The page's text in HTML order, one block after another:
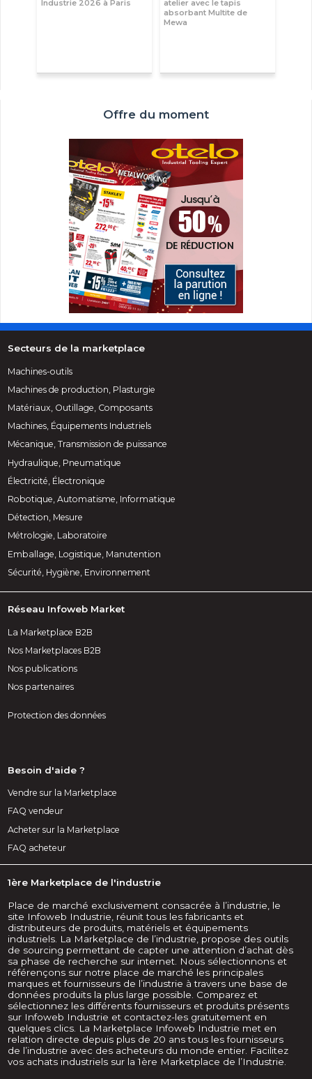
Industrie 2026 à Paris
atelier avec le tapis
absorbant Multite de
Mewa
Offre du moment
Secteurs de la marketplace
Machines-outils
Machines de production, Plasturgie
Matériaux, Outillage, Composants
Machines, Équipements Industriels
Mécanique, Transmission de puissance
Hydraulique, Pneumatique
Électricité, Électronique
Robotique, Automatisme, Informatique
Détection, Mesure
Métrologie, Laboratoire
Emballage, Logistique, Manutention
Sécurité, Hygiène, Environnement
Réseau Infoweb Market
La Marketplace B2B
Nos Marketplaces B2B
Nos publications
Nos partenaires
Protection des données
Besoin d'aide ?
Vendre sur la Marketplace
FAQ vendeur
Acheter sur la Marketplace
FAQ acheteur
1ère Marketplace de l'industrie
Place de marché exclusivement consacrée à l’industrie, le
site Infoweb Industrie, réunit tous les fabricants et
distributeurs de produits, matériels et équipements
industriels. La Marketplace de l’industrie, propose des outils
de sourcing permettant de capter une attention d’achat dès
sa phase de recherche sur internet. Nous sélectionnons et
référençons sur notre place de marché les principales
marques et fournisseurs de l’industrie à travers une base de
données produits la plus large possible. Comparez et
sélectionnez les différents fournisseurs et produits présents
sur Infoweb Industrie et contactez-les gratuitement en
quelques clics. La Marketplace Infoweb Industrie met en
relation directe depuis plus de 20 ans tous les fournisseurs
de l’industrie avec des acheteurs du monde entier. Facilitez
vos achats industriels sur la 1ère Marketplace de l’Industrie.